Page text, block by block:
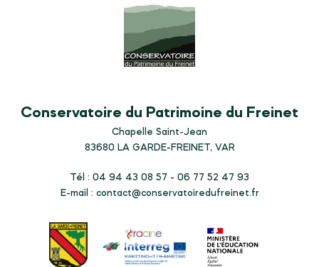
Conservatoire du Patrimoine du Freinet
Chapelle Saint-Jean
83680 LA GARDE-FREINET, VAR
Tél : 04 94 43 08 57 - 06 77 52 47 93
E-mail : contact@conservatoiredufreinet.fr